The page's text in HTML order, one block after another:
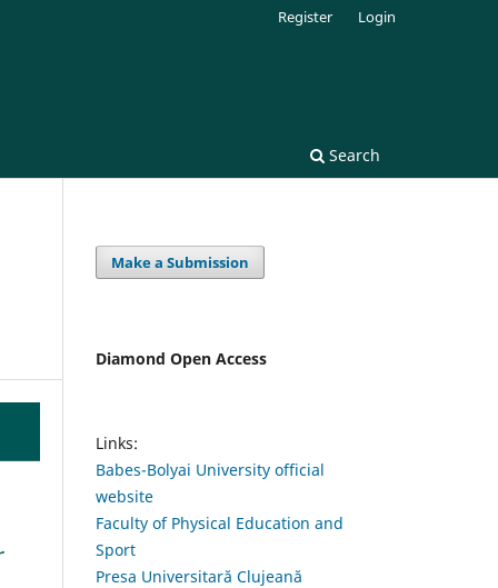
Search
Register Login
Make a Submission
Diamond Open Access
Links:
Babes-Bolyai University official
website
Faculty of Physical Education and
Sport
Presa Universitară Clujeană